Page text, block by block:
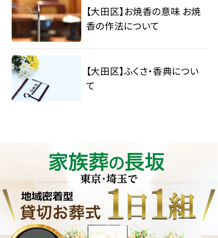
【大田区】お焼香の意味 お焼
香の作法について
【大田区】ふくさ・香典につい
て